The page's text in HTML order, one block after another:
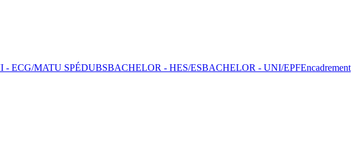
- ECG/MATU SPÉDUBSBACHELOR - HES/ESBACHELOR - UNI/EPFEncadrement